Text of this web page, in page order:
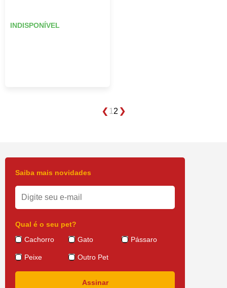
INDISPONÍVEL
1 2
Saiba mais novidades
Qual é o seu pet?
Cachorro
Gato Pássaro
Peixe Outro Pet